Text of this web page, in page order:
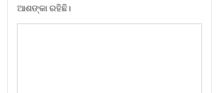
ଆଶଙ୍କା ରହିଛି।